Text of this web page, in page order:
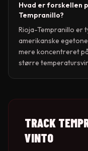
Hvad er forskellen
Tempranillo?
Rioja-Tempranillo er
amerikanske
mere koncentreret
større
TRACK
VINTO